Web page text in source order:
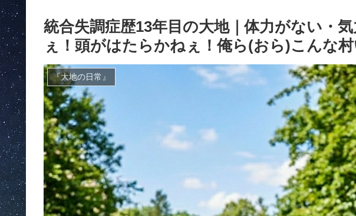
統合失調症歴13年目の大地｜体力がない・
ぇ！頭がはたらかねぇ！俺ら(おら)こんな
『大地の日常』